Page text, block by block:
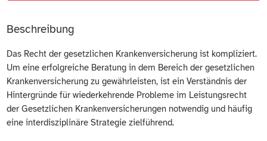
Beschreibung
Das Recht der gesetzlichen Krankenversicherung ist kompliziert.
Um eine erfolgreiche Beratung in dem Bereich der gesetzlichen
Krankenversicherung zu gewährleisten, ist ein Verständnis der
Hintergründe für wiederkehrende Probleme im Leistungsrecht
der Gesetzlichen Krankenversicherungen notwendig und häufig
eine interdisziplinäre Strategie zielführend.